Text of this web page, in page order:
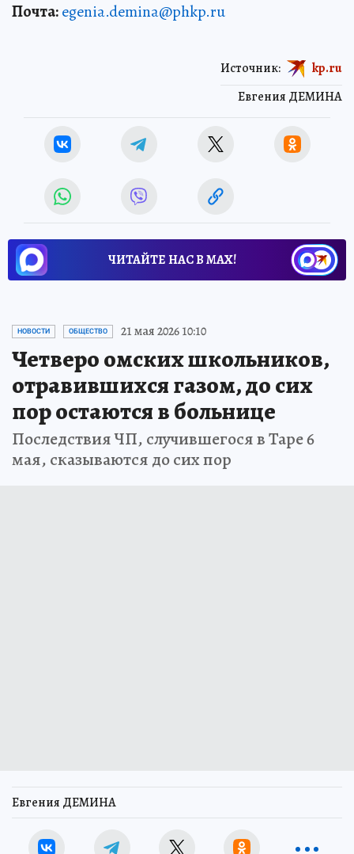
Почта:egenia.demina@phkp.ru
Евгения ДЕМИНА
Источник: kp.ru
ЧИТАЙТЕ НАС В МАХ!
НОВОСТИ ОБЩЕСТВО 21 мая 2026 10:10
Четверо омских школьников,
отравившихся газом, до сих
пор остаются в больнице
Последствия ЧП, случившегося в Таре 6
мая, сказываются до сих пор
Евгения ДЕМИНА